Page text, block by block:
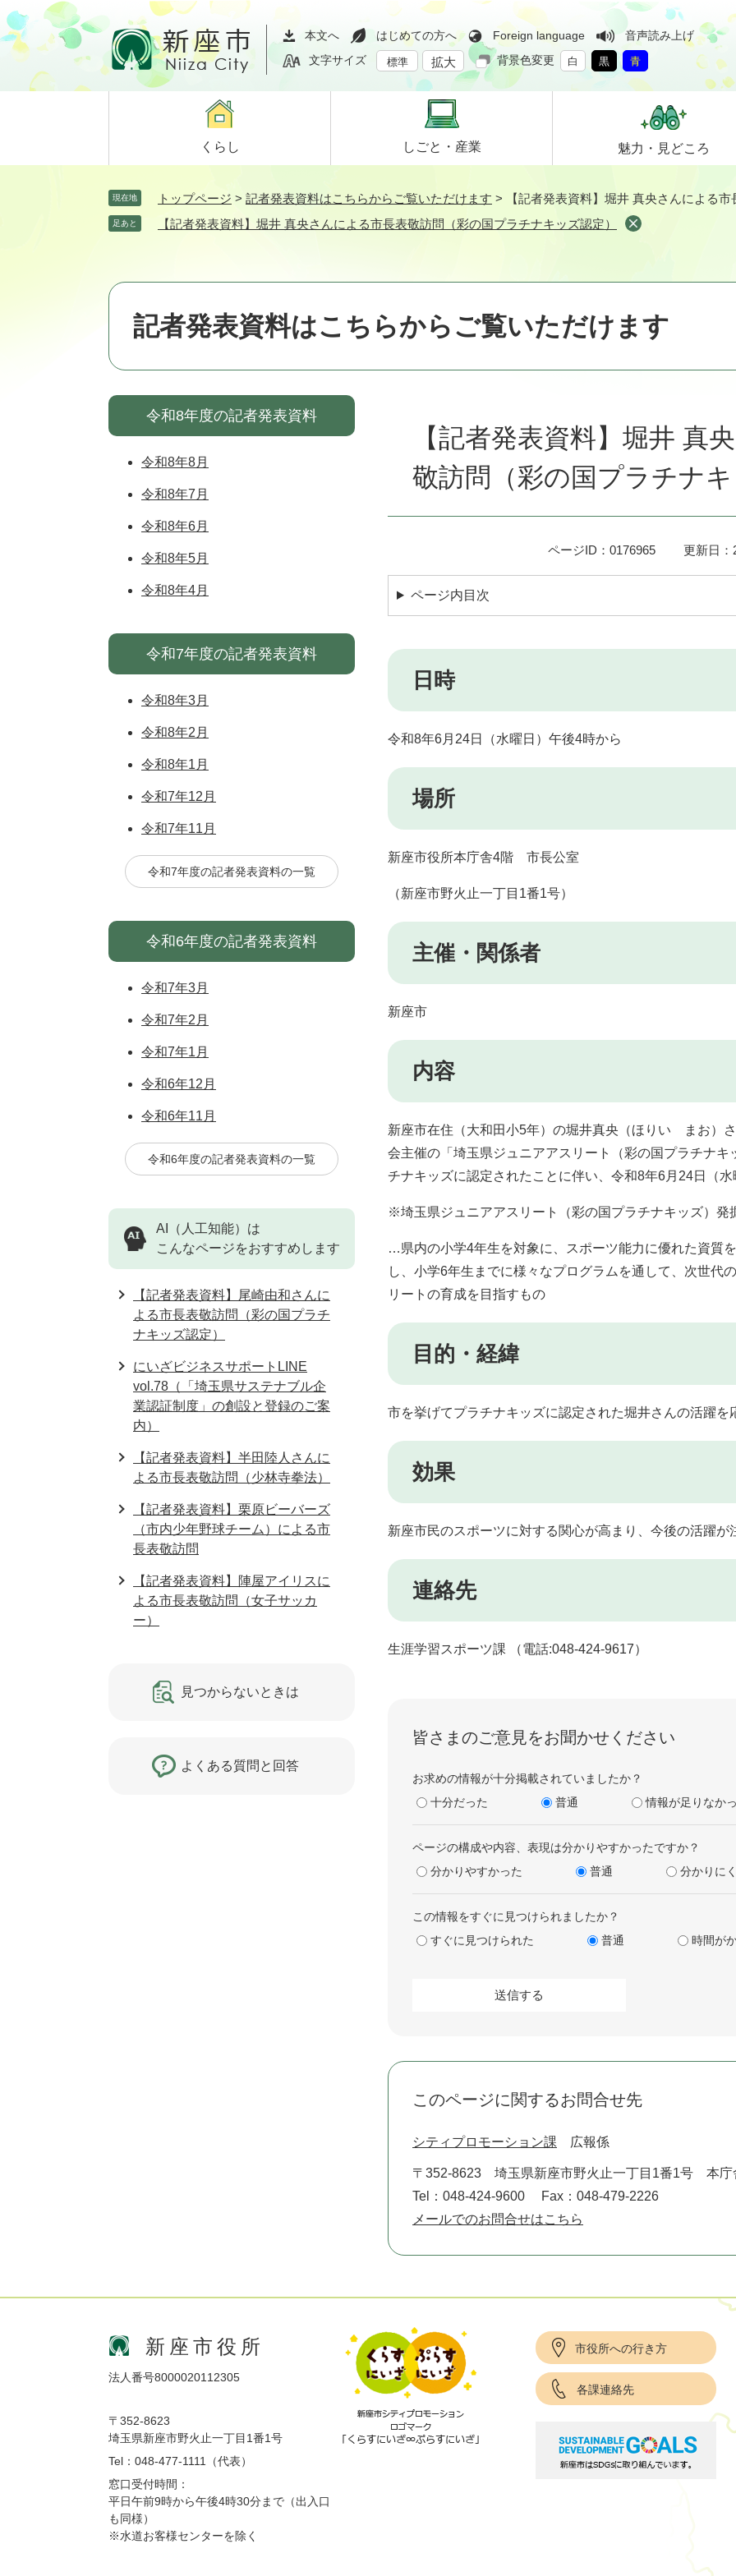
ペ
ー
ジ
メ
ニ
ュ
て
本文へ はじめての方へ Foreign language
音声読み上げ
文字サイズ
標準 拡大 背景色変更 白 黒 青
くらし しごと・ 産業 魅力・ 見どころ
現在地 トップページ > 記者発表資料はこちらからご覧いただけます > 【記者発表資料】堀井 真央さんによる
足あと 【記者発表資料】堀井 真央さんによる市長表敬訪問（彩の国プラチナキッズ認定）
記者発表資料はこちらからご覧いただけます
【記者発表資料】堀井 真
敬訪問（彩の国プラチナキ
ページID：0176965 更新日：
ページ内目次
日時
令和8年6月24日（水曜日）午後4時から
場所
新座市役所本庁舎4階 市長公室
（新座市野火止一丁目1番1号）
主催・関係者
新座市
内容
新座市在住（大和田小5年）の堀井真央（ほりい まお）
会主催の「埼玉県ジュニアアスリート（彩の国プラチナ
チナキッズに認定されたことに伴い、令和8年6月24日（
※埼玉県ジュニアアスリート（彩の国プラチナキッズ）発
…県内の小学4年生を対象に、スポーツ能力に優れた資質
し、小学6年生までに様々なプログラムを通して、次世代
リートの育成を目指すもの
目的・経緯
市を挙げてプラチナキッズに認定された堀井さんの活躍を
効果
新座市民のスポーツに対する関心が高まり、今後の活躍が
連絡先
生涯学習スポーツ課 （電話:048-424-9617）
皆さまのご意見をお聞かせください
お求めの情報が十分掲載されていましたか？
十分だった
普通 情報が足りなか
ページの構成や内容、表現は分かりやすかったですか？
分かりやすかった
普通 分かりに
この情報をすぐに見つけられましたか？
すぐに見つけられた
普通 時間が
このページに関するお問合せ先
シティプロモーション課 広報係
〒352-8623
埼玉県新座市野火止一丁目1番1号 本庁
Tel：048-424-9600
Fax：048-479-2226
メールでのお問合せはこちら
令和8年度の記者発表資料
令和8年8月
令和8年7月
令和8年6月
令和8年5月
令和8年4月
令和7年度の記者発表資料
令和8年3月
令和8年2月
令和8年1月
令和7年12月
令和7年11月
令和7年度の記者発表資料の一覧
令和6年度の記者発表資料
令和7年3月
令和7年2月
令和7年1月
令和6年12月
令和6年11月
令和6年度の記者発表資料の一覧
AI（人工知能）は
こんなページをおすすめします
【記者発表資料】尾崎由和さんに
よる市長表敬訪問（彩の国プラチ
ナキッズ認定）
にいざビジネスサポートLINE
vol.78（「埼玉県サステナブル企
業認証制度」の創設と登録のご案
内）
【記者発表資料】半田陸人さんに
よる市長表敬訪問（少林寺拳法）
【記者発表資料】栗原ビーバーズ
（市内少年野球チーム）による市
長表敬訪問
【記者発表資料】陣屋アイリスに
よる市長表敬訪問（女子サッカ
ー）
見つからないときは
よくある質問と回答
新座市役所
法人番号8000020112305
〒352-8623
埼玉県新座市野火止一丁目1番1号
Tel：048-477-1111（代表）
窓口受付時間：
平日午前9時から午後4時30分まで（出入口
も同様）
※水道お客様センターを除く
市役所への行き方
各課連絡先